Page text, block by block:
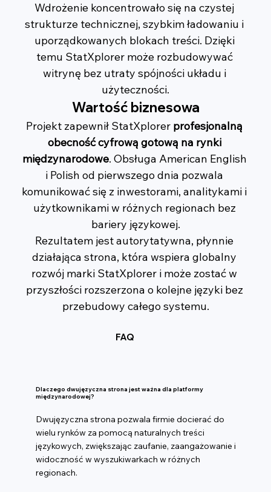
Wdrożenie koncentrowało się na czystej
strukturze technicznej, szybkim ładowaniu i
uporządkowanych blokach treści. Dzięki
temu StatXplorer może rozbudowywać
witrynę bez utraty spójności układu i
użyteczności.
Wartość biznesowa
Projekt zapewnił StatXplorer profesjonalną
obecność cyfrową gotową na rynki
międzynarodowe. Obsługa American English
i Polish od pierwszego dnia pozwala
komunikować się z inwestorami, analitykami i
użytkownikami w różnych regionach bez
bariery językowej.
Rezultatem jest autorytatywna, płynnie
działająca strona, która wspiera globalny
rozwój marki StatXplorer i może zostać w
przyszłości rozszerzona o kolejne języki bez
przebudowy całego systemu.
FAQ
Dlaczego dwujęzyczna strona jest ważna dla platformy
międzynarodowej?
Dwujęzyczna strona pozwala firmie docierać do
wielu rynków za pomocą naturalnych treści
językowych, zwiększając zaufanie, zaangażowanie i
widoczność w wyszukiwarkach w różnych
regionach.